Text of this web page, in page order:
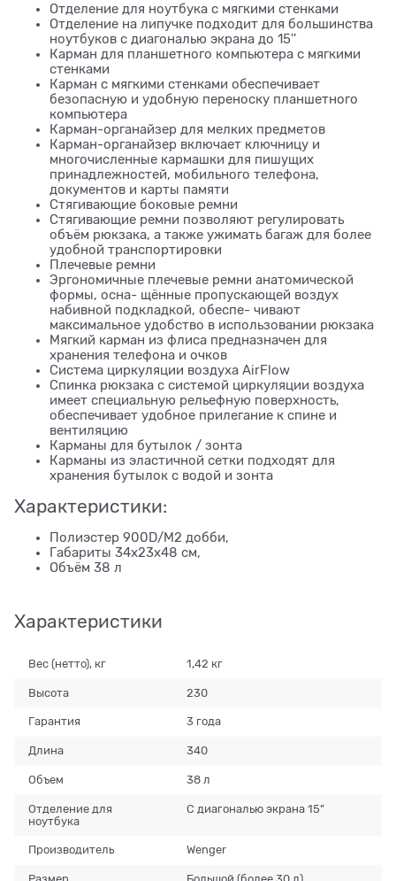
Отделение для ноутбука с мягкими стенками
Отделение на липучке подходит для большинства
ноутбуков с диагональю экрана до 15''
Карман для планшетного компьютера с мягкими
стенками
Карман с мягкими стенками обеспечивает
безопасную и удобную переноску планшетного
компьютера
Карман-органайзер для мелких предметов
Карман-органайзер включает ключницу и
многочисленные кармашки для пишущих
принадлежностей, мобильного телефона,
документов и карты памяти
Стягивающие боковые ремни
Стягивающие ремни позволяют регулировать
объём рюкзака, а также ужимать багаж для более
удобной транспортировки
Плечевые ремни
Эргономичные плечевые ремни анатомической
формы, осна- щённые пропускающей воздух
набивной подкладкой, обеспе- чивают
максимальное удобство в использовании рюкзака
Мягкий карман из флиса предназначен для
хранения телефона и очков
Система циркуляции воздуха AirFlow
Спинка рюкзака с системой циркуляции воздуха
имеет специальную рельефную поверхность,
обеспечивает удобное прилегание к спине и
вентиляцию
Карманы для бутылок / зонта
Карманы из эластичной сетки подходят для
хранения бутылок с водой и зонта
Характеристики:
Полиэстер 900D/М2 добби,
Габариты 34x23x48 см,
Объём 38 л
Характеристики
Вес (нетто), кг 1,42 кг
Высота 230
Гарантия 3 года
Длина 340
Объем 38 л
Отделение для
ноутбука
С диагональю экрана 15”
Производитель Wenger